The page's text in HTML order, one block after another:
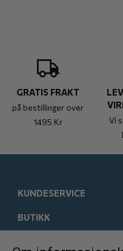
GRATIS FRAKT
på bestillinger over
1495 Kr
Vi
KUNDESERVICE
post@kistebunn.no
Tlf: 958 11 529
Man-Fre kl 9-17
BUTIKK
Salgsbetingelser